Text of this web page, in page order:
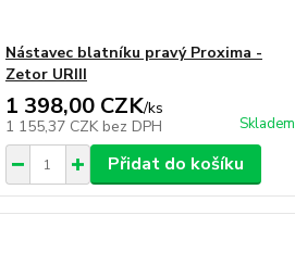
Nástavec blatníku pravý Proxima -
Zetor URIII
1 398,00 CZK/ks
1 155,37 CZK bez DPH Skladem
Přidat do košíku